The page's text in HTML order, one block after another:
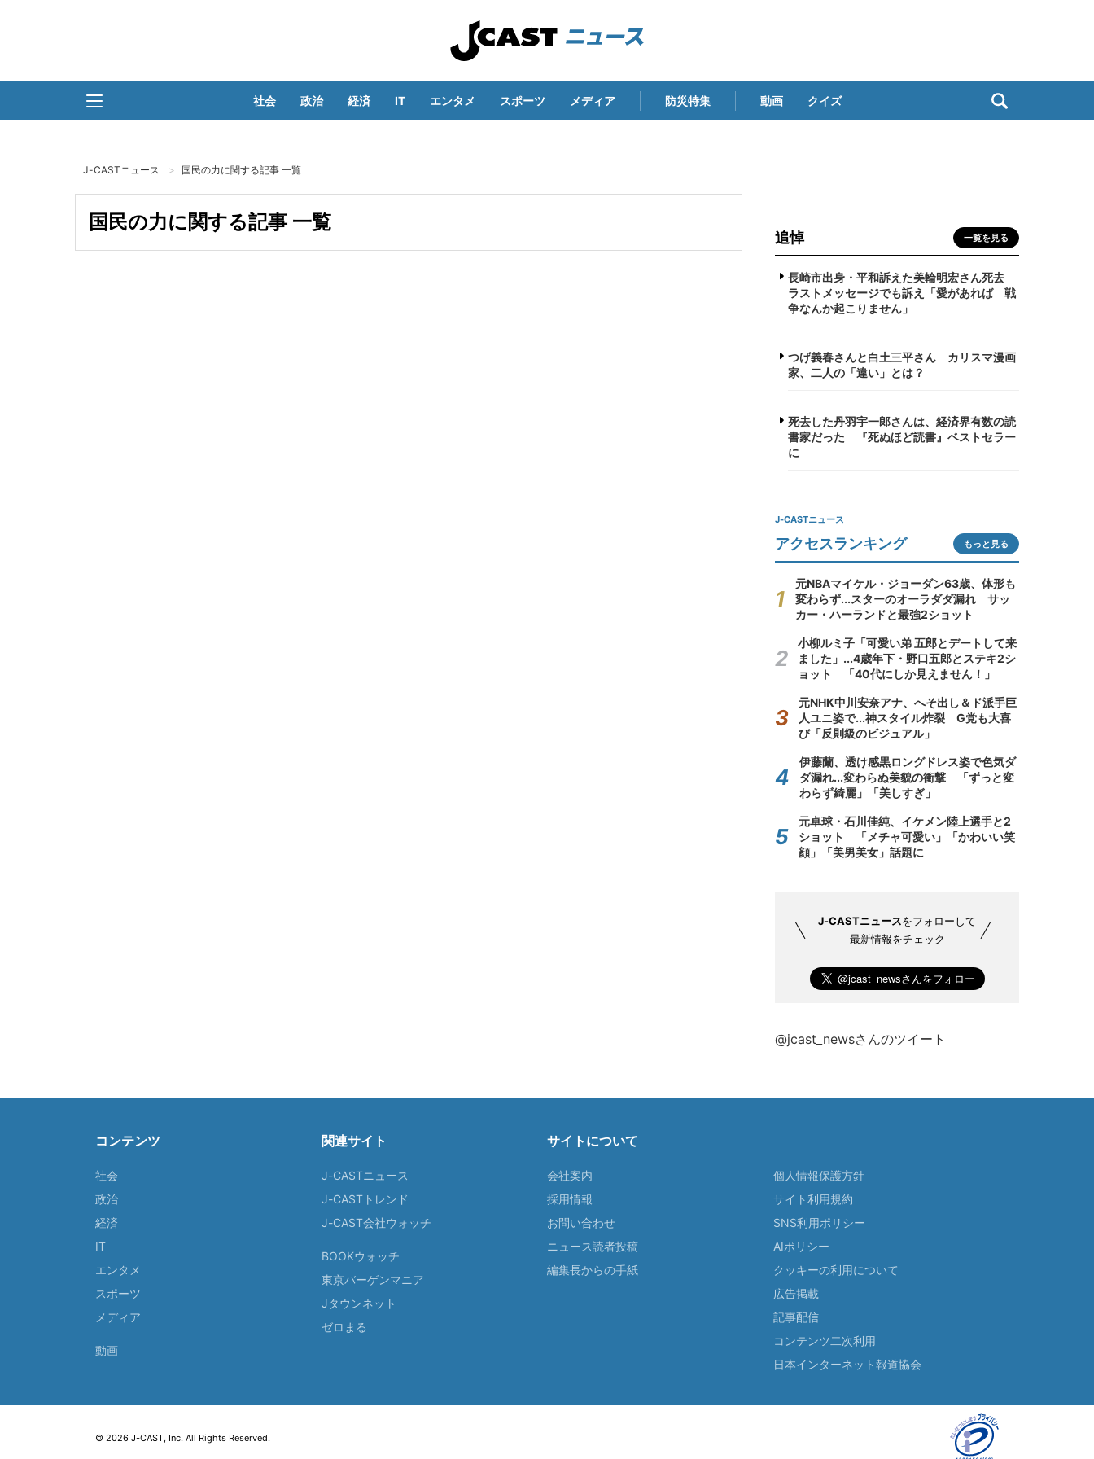
社会 政治 経済 IT エンタメ スポーツ メディア 防災特集 動画 クイズ
J-CASTニュース 国民の力に関する記事 一覧
国民の力に関する記事 一覧
追悼 一覧を見る
長崎市出身・平和訴えた美輪明宏さん死去
ラストメッセージでも訴え「愛があれば 戦
争なんか起こりません」
つげ義春さんと白土三平さん カリスマ漫画
家、二人の「違い」とは？
死去した丹羽宇一郎さんは、経済界有数の読
書家だった 『死ぬほど読書』ベストセラー
に
J-CASTニュース
アクセスランキング もっと見る
元NBAマイケル・ジョーダン63歳、体形も
変わらず...スターのオーラダダ漏れ サッ
カー・ハーランドと最強2ショット
小柳ルミ子「可愛い弟 五郎とデートして来
ました」...4歳年下・野口五郎とステキ2シ
ョット 「40代にしか見えません！」
元NHK中川安奈アナ、へそ出し＆ド派手巨
人ユニ姿で...神スタイル炸裂 G党も大喜
び「反則級のビジュアル」
伊藤蘭、透け感黒ロングドレス姿で色気ダ
ダ漏れ...変わらぬ美貌の衝撃 「ずっと変
わらず綺麗」「美しすぎ」
元卓球・石川佳純、イケメン陸上選手と2
ショット 「メチャ可愛い」「かわいい笑
顔」「美男美女」話題に
J-CASTニュースをフォローして
最新情報をチェック
@jcast_newsさんのツイート
コンテンツ
社会
政治
経済
IT
エンタメ
スポーツ
メディア
動画
関連サイト
J-CASTニュース
J-CASTトレンド
J-CAST会社ウォッチ
BOOKウォッチ
東京バーゲンマニア
Jタウンネット
ゼロまる
サイトについて
会社案内
採用情報
お問い合わせ
ニュース読者投稿
編集長からの手紙
個人情報保護方針
サイト利用規約
SNS利用ポリシー
AIポリシー
クッキーの利用について
広告掲載
記事配信
コンテンツ二次利用
日本インターネット報道協会
© 2026 J-CAST, Inc. All Rights Reserved.